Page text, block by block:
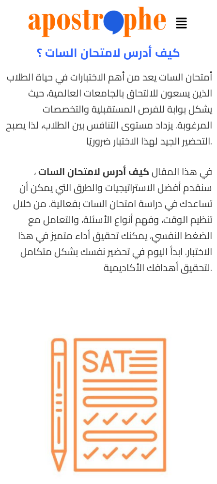
كيف أدرس لامتحان السات ؟
أمتحان السات يعد من أهم الاختبارات في حياة الطلاب
الذين يسعون للالتحاق بالجامعات العالمية، حيث
يشكل بوابة للفرص المستقبلية والتخصصات
المرغوبة. يزداد مستوى التنافس بين الطلاب، لذا يصبح
التحضير الجيد لهذا الاختبار ضروريًا.
في هذا المقال كيف أدرس لامتحان السات ،
سنقدم أفضل الاستراتيجيات والطرق التي يمكن أن
تساعدك في دراسة امتحان السات بفعالية. من خلال
تنظيم الوقت، وفهم أنواع الأسئلة، والتعامل مع
الضغط النفسي، يمكنك تحقيق أداء متميز في هذا
الاختبار. ابدأ اليوم في تحضير نفسك بشكل متكامل
لتحقيق أهدافك الأكاديمية.